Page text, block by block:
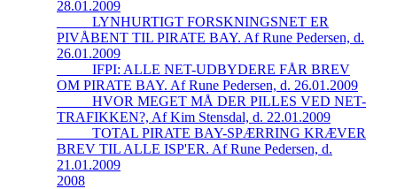
28.01.2009
_____LYNHURTIGT FORSKNINGSNET ER
PIVÅBENT TIL PIRATE BAY. Af Rune Pedersen, d.
26.01.2009
_____IFPI: ALLE NET-UDBYDERE FÅR BREV
OM PIRATE BAY. Af Rune Pedersen, d. 26.01.2009
_____HVOR MEGET MÅ DER PILLES VED NET-
TRAFIKKEN?, Af Kim Stensdal, d. 22.01.2009
_____TOTAL PIRATE BAY-SPÆRRING KRÆVER
BREV TIL ALLE ISP'ER. Af Rune Pedersen, d.
21.01.2009
2008